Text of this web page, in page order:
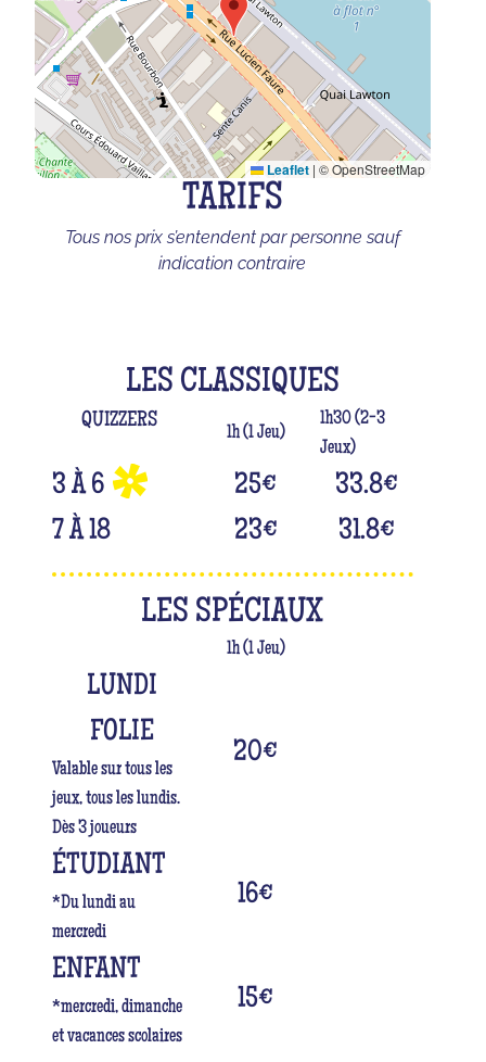
Leaflet | © OpenStreetMap
TARIFS
Tous nos prix s’entendent par personne sauf
indication contraire
LES CLASSIQUES
QUIZZERS
1h (1 Jeu)
1h30 (2-3
Jeux)
3 À 6 25€ 33.8€
7 À 18
23€ 31.8€
LES SPÉCIAUX
1h (1 Jeu)
LUNDI
FOLIE
Valable sur tous les
jeux, tous les lundis.
Dès 3 joueurs
20€
ÉTUDIANT
*Du lundi au
mercredi
16€
ENFANT
*mercredi, dimanche
et vacances scolaires
15€